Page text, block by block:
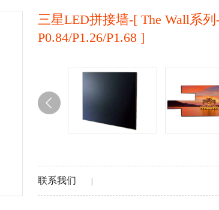
三星LED拼接墙-[ The Wall系列
P0.84/P1.26/P1.68 ]
联系我们